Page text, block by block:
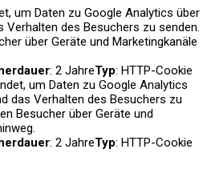
um Daten zu Google Analytics über
Verhalten des Besuchers zu senden.
über Geräte und Marketingkanäle
: 2 JahreTyp: HTTP-Cookie
um Daten zu Google Analytics
das Verhalten des Besuchers zu
Besucher über Geräte und
: 2 JahreTyp: HTTP-Cookie